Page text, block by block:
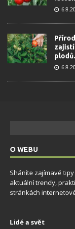
O WEBU
Sháníte zajímavé
aktuální trendy,
stránkách
Lidé a svět